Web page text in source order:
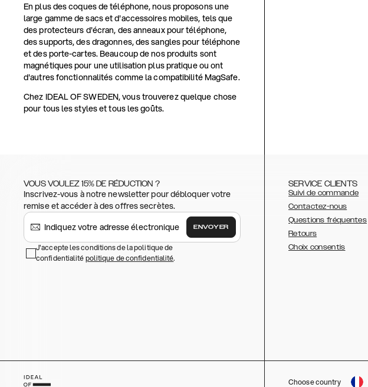
En plus des coques de téléphone, nous proposons une
large gamme de sacs et d'accessoires mobiles, tels que
des protecteurs d'écran, des anneaux pour téléphone,
des supports, des dragonnes, des sangles pour téléphone
et des porte-cartes. Beaucoup de nos produits sont
magnétiques pour une utilisation plus pratique ou ont
d'autres fonctionnalités comme la compatibilité MagSafe.
Chez IDEAL OF SWEDEN, vous trouverez quelque chose
pour tous les styles et tous les goûts.
VOUS VOULEZ 15% DE RÉDUCTION ?
Inscrivez-vous à notre newsletter pour débloquer votre
remise et accéder à des offres secrètes.
ENVOYER
J'accepte les conditions de la politique de
confidentialitépolitique de confidentialité.
SERVICE CLIENTS
Suivi de commande
Contactez-nous
Questions fréquentes
Retours
Choix consentis
Choose country